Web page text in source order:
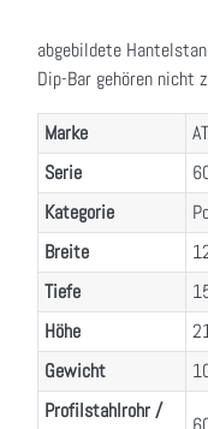
abgebildete
Dip-Bar gehören nicht
Marke
Serie
Kategorie
Breite
Tiefe
Höhe
Gewicht
Profilstahlrohr /